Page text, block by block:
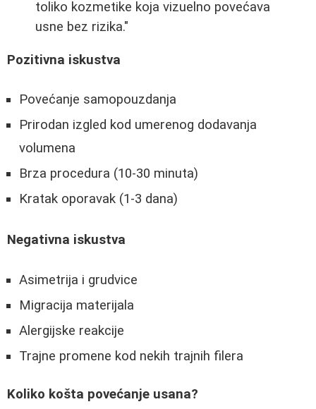
toliko kozmetike koja vizuelno povećava
usne bez rizika."
Pozitivna iskustva
Povećanje samopouzdanja
Prirodan izgled kod umerenog dodavanja
volumena
Brza procedura (10-30 minuta)
Kratak oporavak (1-3 dana)
Negativna iskustva
Asimetrija i grudvice
Migracija materijala
Alergijske reakcije
Trajne promene kod nekih trajnih filera
Koliko košta povećanje usana?